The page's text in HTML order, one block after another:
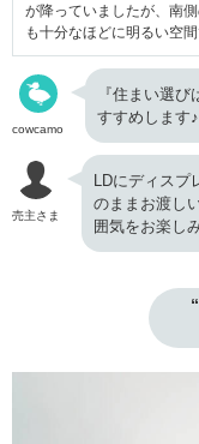
が降っていましたが、南
も十分なほどに明るい空間
cowcamo
『住まい選
すすめします♪
売主さま
LDにディス
のままお渡し
囲気をお楽し